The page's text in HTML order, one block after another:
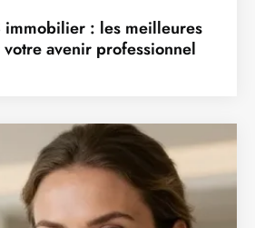
immobilier : les meilleures
avenir professionnel